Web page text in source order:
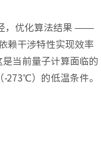
，优化算法结果 ——
赖干涉特性实现效率
是当前量子计算面临的
273℃）的低温条件。